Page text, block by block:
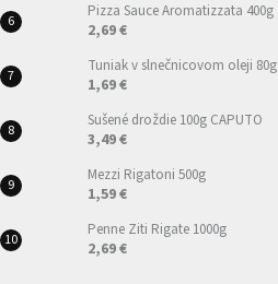
Pizza Sauce Aromatizzata 400g
2,69 €
Tuniak v slnečnicovom oleji 80g
1,69 €
Sušené droždie 100g CAPUTO
3,49 €
Mezzi Rigatoni 500g
1,59 €
Penne Ziti Rigate 1000g
2,69 €